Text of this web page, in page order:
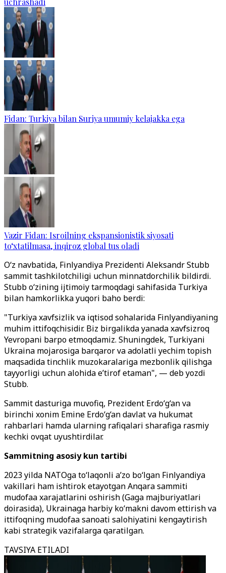
Fidan: Turkiya bilan Suriya umumiy kelajakka ega
Vazir Fidan: Isroilning ekspansionistik siyosati
to‘xtatilmasa, inqiroz global tus oladi
O‘z navbatida, Finlyandiya Prezidenti Aleksandr Stubb
sammit tashkilotchiligi uchun minnatdorchilik bildirdi.
Stubb o‘zining ijtimoiy tarmoqdagi sahifasida Turkiya
bilan hamkorlikka yuqori baho berdi:
"Turkiya xavfsizlik va iqtisod sohalarida Finlyandiyaning
muhim ittifoqchisidir. Biz birgalikda yanada xavfsizroq
Yevropani barpo etmoqdamiz. Shuningdek, Turkiyani
Ukraina mojarosiga barqaror va adolatli yechim topish
maqsadida tinchlik muzokaralariga mezbonlik qilishga
tayyorligi uchun alohida e’tirof etaman", — deb yozdi
Stubb.
Sammit dasturiga muvofiq, Prezident Erdo‘g‘an va
birinchi xonim Emine Erdo‘g‘an davlat va hukumat
rahbarlari hamda ularning rafiqalari sharafiga rasmiy
kechki ovqat uyushtirdilar.
Sammitning asosiy kun tartibi
2023 yilda NATOga to‘laqonli a’zo bo‘lgan Finlyandiya
vakillari ham ishtirok etayotgan Anqara sammiti
mudofaa xarajatlarini oshirish (Gaga majburiyatlari
doirasida), Ukrainaga harbiy ko‘makni davom ettirish va
ittifoqning mudofaa sanoati salohiyatini kengaytirish
kabi strategik vazifalarga qaratilgan.
TAVSIYA ETILADI